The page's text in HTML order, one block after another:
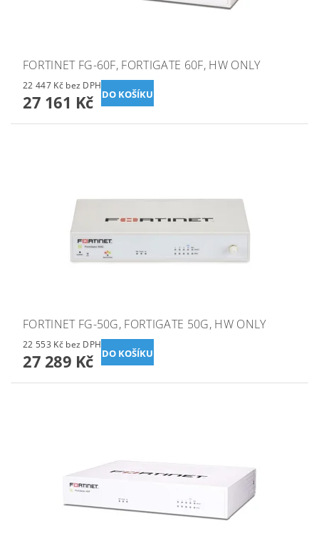
FORTINET FG-60F, FORTIGATE 60F, HW ONLY
22 447 Kč bez DPH
27 161 Kč
FORTINET FG-50G, FORTIGATE 50G, HW ONLY
22 553 Kč bez DPH
27 289 Kč